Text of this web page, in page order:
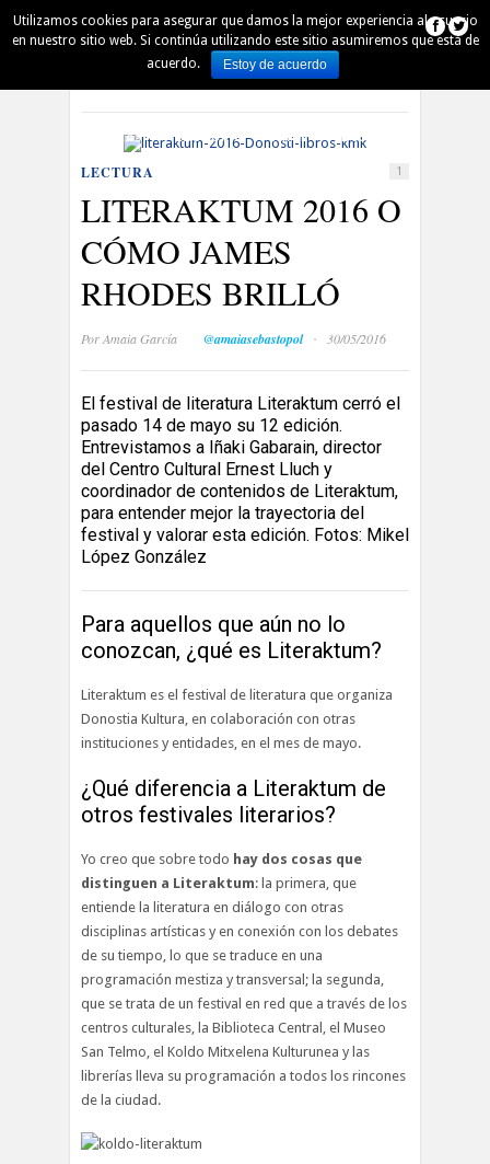
AUSKALO DENBORAPASA PINTXO
AGENDA MÚSICA
PELÍCULAS LECTURA ARTE DSS 2016
Español
LECTURA 1
LITERAKTUM 2016 O
CÓMO JAMES
RHODES BRILLÓ
PorAmaia García @amaiasebastopol · 30/05/2016
El festival de literatura Literaktum cerró el
pasado 14 de mayo su 12 edición.
Entrevistamos a Iñaki Gabarain, director
del Centro Cultural Ernest Lluch y
coordinador de contenidos de Literaktum,
para entender mejor la trayectoria del
festival y valorar esta edición. Fotos: Mikel
López González
Para aquellos que aún no lo
conozcan, ¿qué es Literaktum?
Literaktum es el festival de literatura que organiza
Donostia Kultura, en colaboración con otras
instituciones y entidades, en el mes de mayo.
¿Qué diferencia a Literaktum de
otros festivales literarios?
Yo creo que sobre todo hay dos cosas que
distinguen a Literaktum: la primera, que
entiende la literatura en diálogo con otras
disciplinas artísticas y en conexión con los debates
de su tiempo, lo que se traduce en una
programación mestiza y transversal; la segunda,
que se trata de un festival en red que a través de los
centros culturales, la Biblioteca Central, el Museo
San Telmo, el Koldo Mitxelena Kulturunea y las
librerías lleva su programación a todos los rincones
de la ciudad.
Utilizamos cookies para asegurar que damos la mejor experiencia al usuario
en nuestro sitio web. Si continúa utilizando este sitio asumiremos que está de
acuerdo.
Estoy de acuerdo